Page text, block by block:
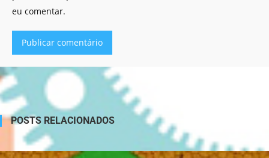
eu comentar.
POSTS RELACIONADOS